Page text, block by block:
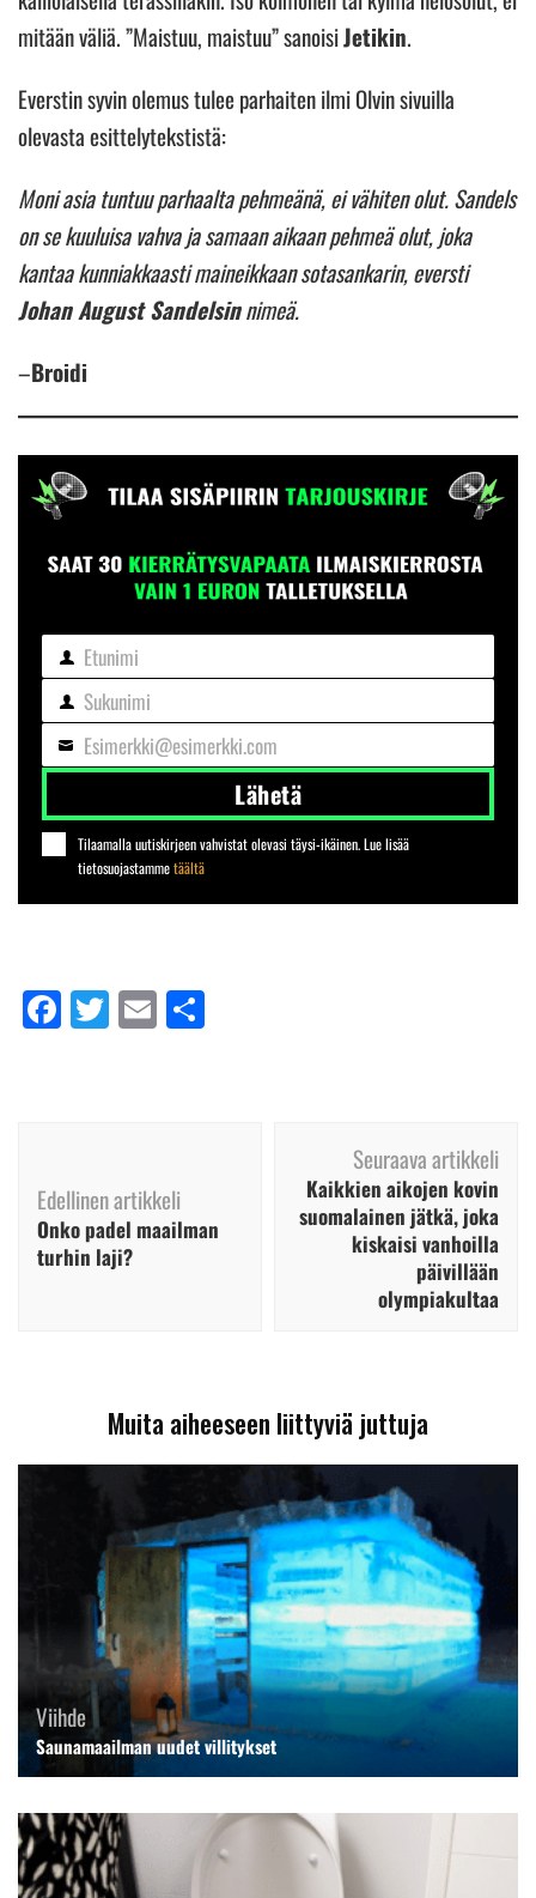
mitään väliä. ”Maistuu, maistuu” sanoisiJetikin.
Everstin syvin olemus tulee parhaiten ilmi Olvin sivuilla
olevasta esittelytekstistä:
Moni asia tuntuu parhaalta pehmeänä, ei vähiten olut. Sandels
on se kuuluisa vahva ja samaan aikaan pehmeä olut, joka
kantaa kunniakkaasti maineikkaan sotasankarin, eversti
Johan August Sandelsinnimeä.
–Broidi
EtunimiEtunimi
SukunimiSukunimi
SähköpostiEsimerkki@esimerkki.com
Lähetä
Tilaamalla uutiskirjeen vahvistat olevasi täysi-ikäinen. Lue lisää
tietosuojastammetäältä
Facebook
Twitter
Email
Edellinen artikkeli
Onko padel maailman
turhin laji?
Seuraava artikkeli
Kaikkien aikojen kovin
suomalainen jätkä, joka
kiskaisi vanhoilla
päivillään
olympiakultaa
Muita aiheeseen liittyviä juttuja
Viihde
Saunamaailman uudet villitykset